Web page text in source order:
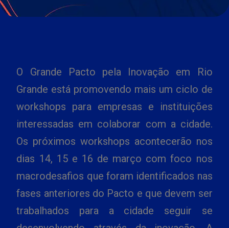
O Grande Pacto pela Inovação em Rio
Grande está promovendo mais um ciclo de
workshops para empresas e instituições
interessadas em colaborar com a cidade.
Os próximos workshops acontecerão nos
dias 14, 15 e 16 de março com foco nos
macrodesafios que foram identificados nas
fases anteriores do Pacto e que devem ser
trabalhados para a cidade seguir se